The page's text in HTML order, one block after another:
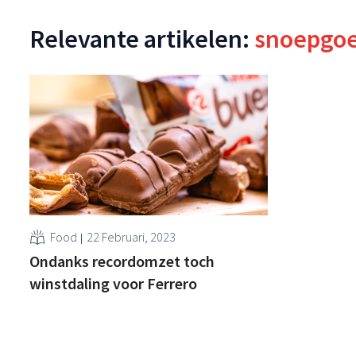
Relevante artikelen:
Food 22 Februari, 2023
Ondanks recordomzet toch
winstdaling voor Ferrero